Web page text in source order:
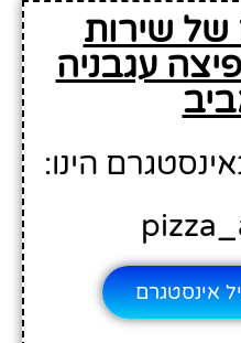
של שירות
עגבניה
הינו:
אינסטגרם